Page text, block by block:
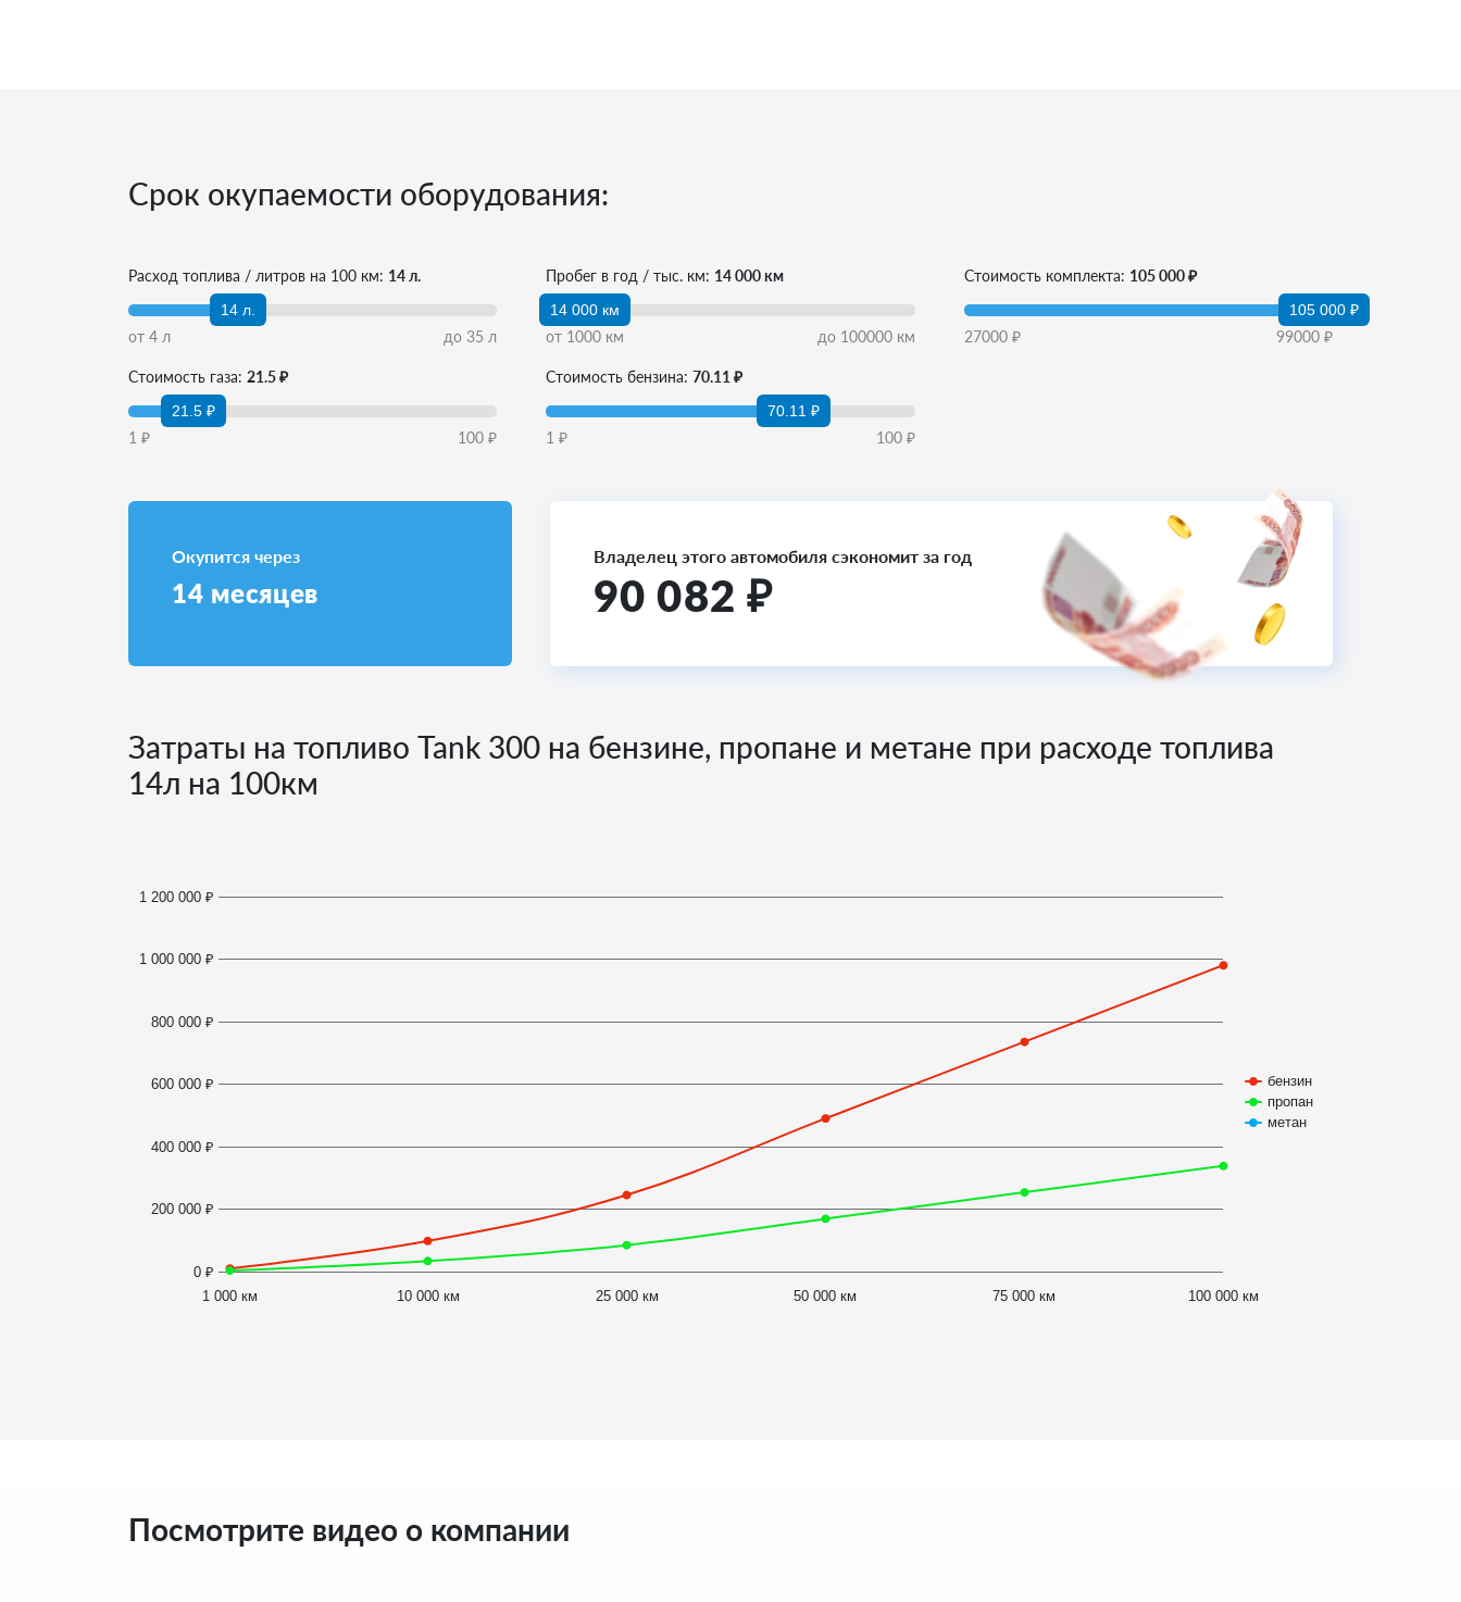
Срок окупаемости оборудования:
Расход топлива / литров на 100 км: 14 л.
14 л.
от 4 л до35 л
Пробег в год / тыс. км: 14 000 км
14 000 км
от 1000 км до 100000км
Стоимость комплекта: 105 000 ₽
105 000 ₽
27000₽ 99000₽
Стоимость газа: 21.5 ₽
21.5 ₽
1 ₽ 100 ₽
Стоимость бензина:70.11 ₽
70.11 ₽
1 ₽ 100₽
Окупится через
14 месяцев
Владелец этого автомобиля сэкономит за год
90 082 ₽
Затраты на топливо Tank 300 на бензине, пропане и метане при расходе топлива
14л на 100км
бензин
пропан
метан
1 000 км 10 000 км 25 000 км 50 000 км 75 000 км 100 000 км
0 ₽
200 000 ₽
400 000 ₽
600 000 ₽
800 000 ₽
1 000 000 ₽
1 200 000 ₽
Посмотрите видео о компании